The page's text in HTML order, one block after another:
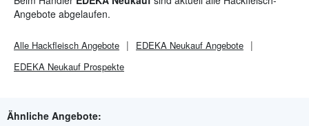
Angebote abgelaufen.
Alle Hackfleisch Angebote EDEKA Neukauf Angebote
EDEKA Neukauf Prospekte
Ähnliche Angebote: